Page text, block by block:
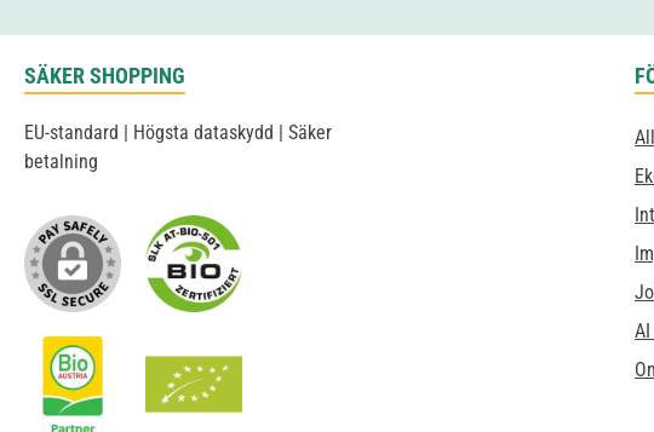
SÄKER SHOPPING
EU-standard | Högsta dataskydd | Säker
betalning